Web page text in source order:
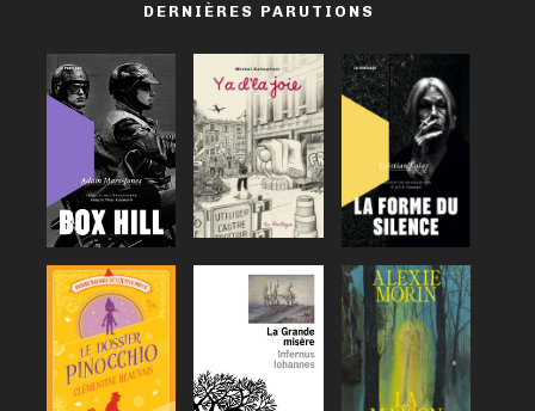
DERNIÈRES PARUTIONS